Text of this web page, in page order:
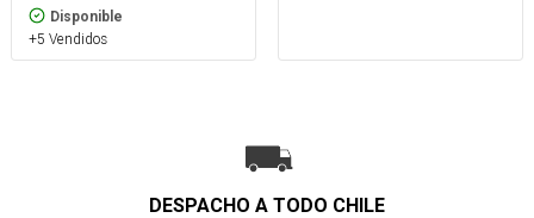
Disponible
+5 Vendidos
DESPACHO A TODO CHILE